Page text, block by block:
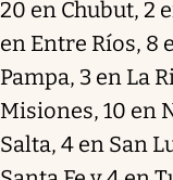
20 en Chubut, 2
en Entre Ríos, 8
Pampa, 3 en La
Misiones, 10 en
Salta, 4 en San